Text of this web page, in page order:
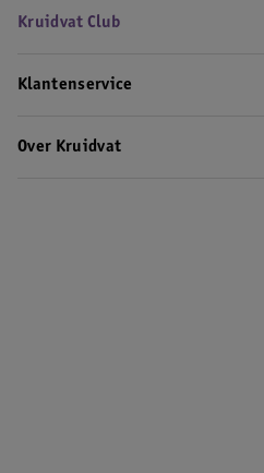
Kruidvat Club
Klantenservice
Over Kruidvat